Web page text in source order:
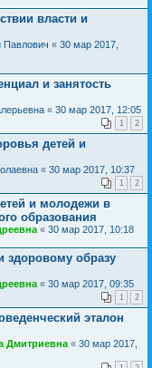
власти и
Павлович « 30 мар 2017,
и занятость
« 30 мар 2017, 12:05
1 2
детей и
« 30 мар 2017, 10:37
1 2
и молодежи в
образования
« 30 мар 2017, 10:18
образу
« 30 мар 2017, 09:35
1 2
эталон
Дмитриевна « 30 мар 2017,